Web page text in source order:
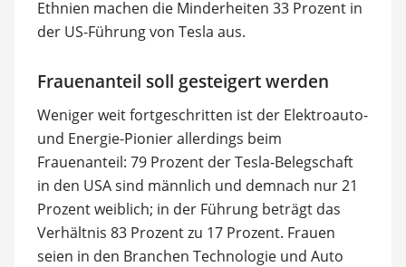
Ethnien machen die Minderheiten 33 Prozent in
der US-Führung von Tesla aus.
Frauenanteil soll gesteigert werden
Weniger weit fortgeschritten ist der Elektroauto-
und Energie-Pionier allerdings beim
Frauenanteil: 79 Prozent der Tesla-Belegschaft
in den USA sind männlich und demnach nur 21
Prozent weiblich; in der Führung beträgt das
Verhältnis 83 Prozent zu 17 Prozent. Frauen
seien in den Branchen Technologie und Auto